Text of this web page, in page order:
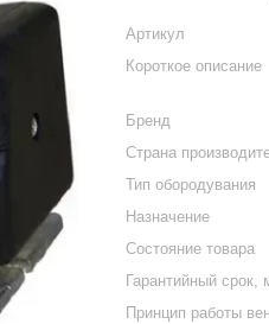
Артикул
Короткое описание
Бренд
Страна
Тип обородувания
Назначение
Состояние товара
Гарантийный срок,
Принцип работы